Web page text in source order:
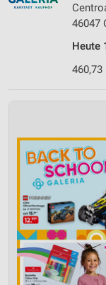
46047
Heute